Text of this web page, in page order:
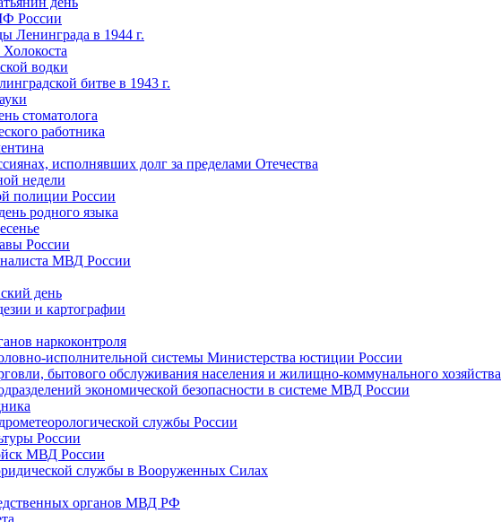
России
Ленинграда в 1944 г.
водки
битве в 1943 г.
стоматолога
работника
исполнявших долг за пределами Отечества
недели
полиции России
родного языка
России
МВД России
день
и картографии
наркоконтроля
исполнительной системы Министерства юстиции России
бытового обслуживания населения и жилищно-коммунального хозяйства
экономической безопасности в системе МВД России
службы России
России
МВД России
службы в Вооруженных Силах
органов МВД РФ